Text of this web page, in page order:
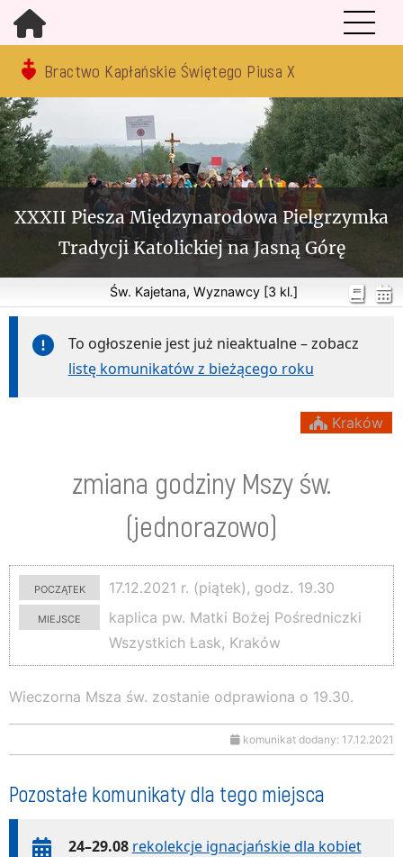
Bractwo Kapłańskie Świętego Piusa X
XXXII Piesza Międzynarodowa Pielgrzymka
Tradycji Katolickiej na Jasną Górę
Św. Kajetana, Wyznawcy [3 kl.]
To ogłoszenie jest już nieaktualne – zobacz
listę komunikatów z bieżącego roku
Kraków
zmiana godziny Mszy św.
(jednorazowo)
początek
17.12.2021 r. (piątek), godz. 19.30
miejsce
kaplica pw. Matki Bożej Pośredniczki
Wszystkich Łask, Kraków
Wieczorna Msza św. zostanie odprawiona o 19.30.
komunikat dodany: 17.12.2021
Pozostałe komunikaty dla tego miejsca
24–29.08 rekolekcje ignacjańskie dla kobiet